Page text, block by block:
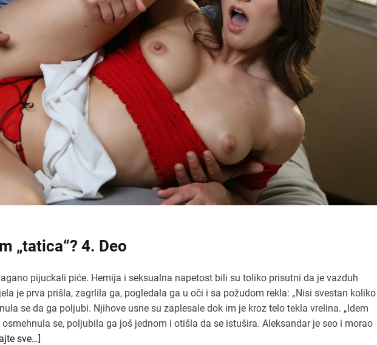
„tatica“? 4. Deo
pijuckali piće. Hemija i seksualna napetost bili su toliko prisutni da je vazduh
je prva prišla, zagrlila ga, pogledala ga u oči i sa požudom rekla: „Nisi svestan koliko
se da ga poljubi. Njihove usne su zaplesale dok im je kroz telo tekla vrelina. „Idem
osmehnula se, poljubila ga još jednom i otišla da se istušira. Aleksandar je seo i morao
sve…]